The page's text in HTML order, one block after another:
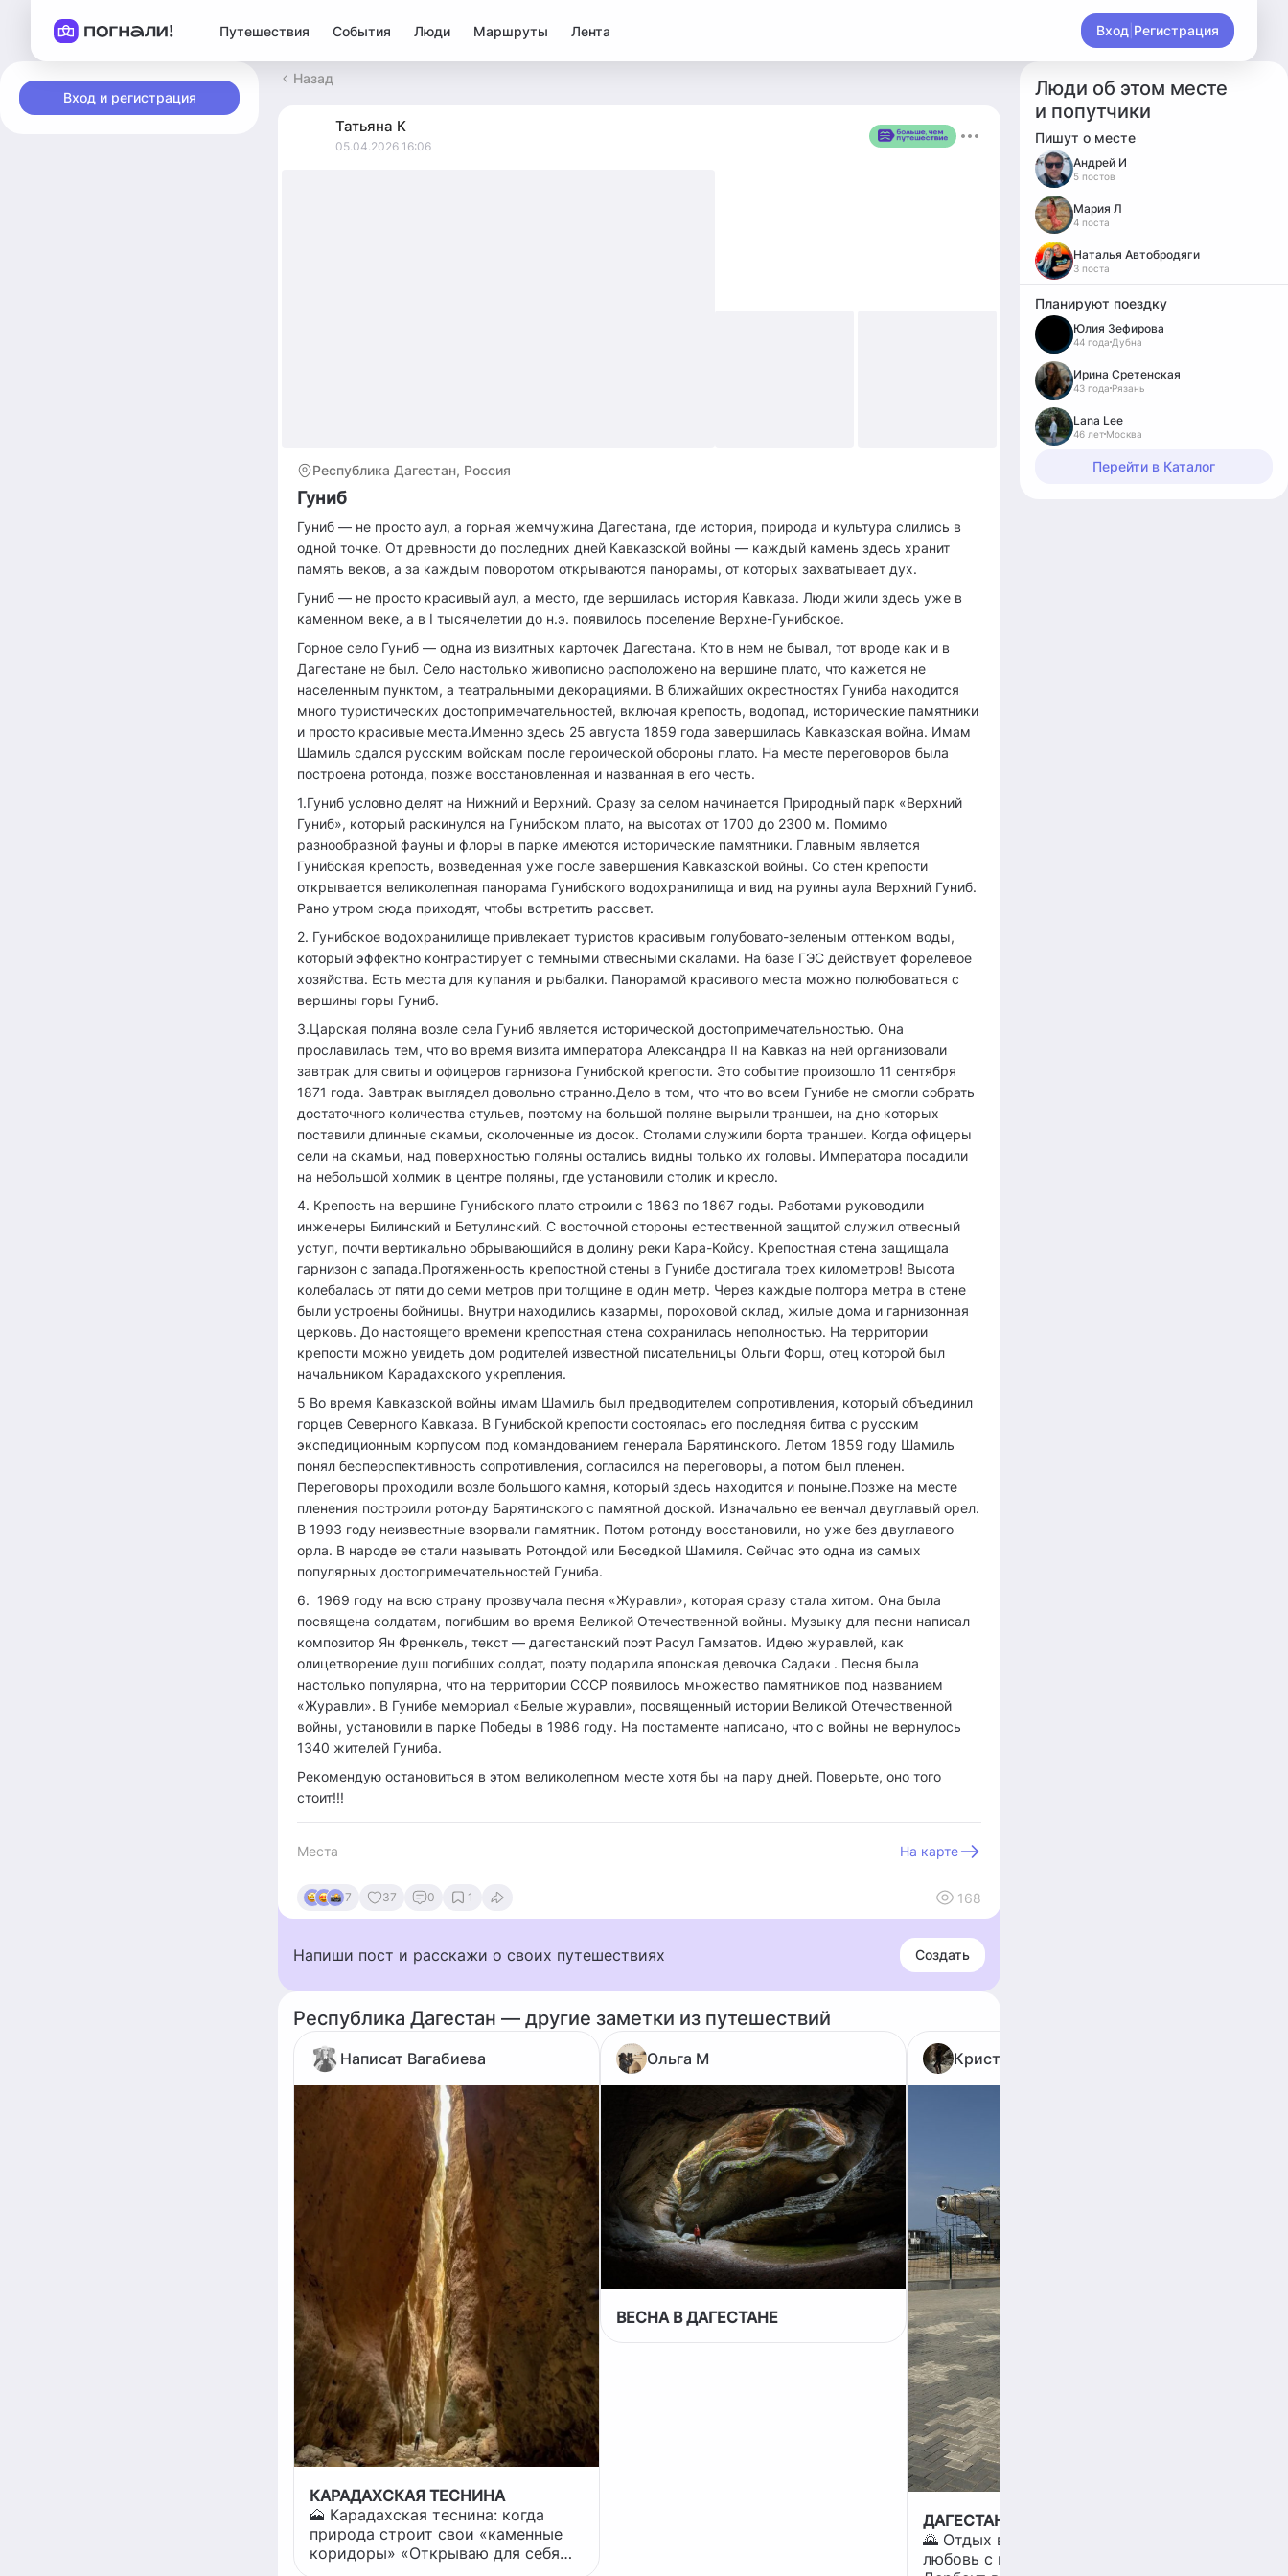
Путешествия События Люди Маршруты Лента Вход Регистрация
Вход и регистрация
Назад
Татьяна К
05.04.2026 16:06
Республика Дагестан, Россия
Гуниб
Гуниб — не просто аул, а горная жемчужина Дагестана, где история, природа и культура слились в
одной точке. От древности до последних дней Кавказской войны — каждый камень здесь хранит
память веков, а за каждым поворотом открываются панорамы, от которых захватывает дух.
Гуниб — не просто красивый аул, а место, где вершилась история Кавказа. Люди жили здесь уже в
каменном веке, а в I тысячелетии до н.э. появилось поселение Верхне-Гунибское.
Горное село Гуниб — одна из визитных карточек Дагестана. Кто в нем не бывал, тот вроде как и в
Дагестане не был. Село настолько живописно расположено на вершине плато, что кажется не
населенным пунктом, а театральными декорациями. В ближайших окрестностях Гуниба находится
много туристических достопримечательностей, включая крепость, водопад, исторические памятники
и просто красивые места.Именно здесь 25 августа 1859 года завершилась Кавказская война. Имам
Шамиль сдался русским войскам после героической обороны плато. На месте переговоров была
построена ротонда, позже восстановленная и названная в его честь.
1.Гуниб условно делят на Нижний и Верхний. Сразу за селом начинается Природный парк «Верхний
Гуниб», который раскинулся на Гунибском плато, на высотах от 1700 до 2300 м. Помимо
разнообразной фауны и флоры в парке имеются исторические памятники. Главным является
Гунибская крепость, возведенная уже после завершения Кавказской войны. Со стен крепости
открывается великолепная панорама Гунибского водохранилища и вид на руины аула Верхний Гуниб.
Рано утром сюда приходят, чтобы встретить рассвет.
2. Гунибское водохранилище привлекает туристов красивым голубовато-зеленым оттенком воды,
который эффектно контрастирует с темными отвесными скалами. На базе ГЭС действует форелевое
хозяйства. Есть места для купания и рыбалки. Панорамой красивого места можно полюбоваться с
вершины горы Гуниб.
3.Царская поляна возле села Гуниб является исторической достопримечательностью. Она
прославилась тем, что во время визита императора Александра II на Кавказ на ней организовали
завтрак для свиты и офицеров гарнизона Гунибской крепости. Это событие произошло 11 сентября
1871 года. Завтрак выглядел довольно странно.Дело в том, что что во всем Гунибе не смогли собрать
достаточного количества стульев, поэтому на большой поляне вырыли траншеи, на дно которых
поставили длинные скамьи, сколоченные из досок. Столами служили борта траншеи. Когда офицеры
сели на скамьи, над поверхностью поляны остались видны только их головы. Императора посадили
на небольшой холмик в центре поляны, где установили столик и кресло.
4. Крепость на вершине Гунибского плато строили с 1863 по 1867 годы. Работами руководили
инженеры Билинский и Бетулинский. С восточной стороны естественной защитой служил отвесный
уступ, почти вертикально обрывающийся в долину реки Кара-Койсу. Крепостная стена защищала
гарнизон с запада.Протяженность крепостной стены в Гунибе достигала трех километров! Высота
колебалась от пяти до семи метров при толщине в один метр. Через каждые полтора метра в стене
были устроены бойницы. Внутри находились казармы, пороховой склад, жилые дома и гарнизонная
церковь. До настоящего времени крепостная стена сохранилась неполностью. На территории
крепости можно увидеть дом родителей известной писательницы Ольги Форш, отец которой был
начальником Карадахского укрепления.
5 Во время Кавказской войны имам Шамиль был предводителем сопротивления, который объединил
горцев Северного Кавказа. В Гунибской крепости состоялась его последняя битва с русским
экспедиционным корпусом под командованием генерала Барятинского. Летом 1859 году Шамиль
понял бесперспективность сопротивления, согласился на переговоры, а потом был пленен.
Переговоры проходили возле большого камня, который здесь находится и поныне.Позже на месте
пленения построили ротонду Барятинского с памятной доской. Изначально ее венчал двуглавый орел.
В 1993 году неизвестные взорвали памятник. Потом ротонду восстановили, но уже без двуглавого
орла. В народе ее стали называть Ротондой или Беседкой Шамиля. Сейчас это одна из самых
популярных достопримечательностей Гуниба.
6. 1969 году на всю страну прозвучала песня «Журавли», которая сразу стала хитом. Она была
посвящена солдатам, погибшим во время Великой Отечественной войны. Музыку для песни написал
композитор Ян Френкель, текст — дагестанский поэт Расул Гамзатов. Идею журавлей, как
олицетворение душ погибших солдат, поэту подарила японская девочка Садаки . Песня была
настолько популярна, что на территории СССР появилось множество памятников под названием
«Журавли». В Гунибе мемориал «Белые журавли», посвященный истории Великой Отечественной
войны, установили в парке Победы в 1986 году. На постаменте написано, что с войны не вернулось
1340 жителей Гуниба.
Рекомендую остановиться в этом великолепном месте хотя бы на пару дней. Поверьте, оно того
стоит!!!
Места На карте
7 37 0 1 168
Напиши пост и расскажи о своих путешествиях Создать
Республика Дагестан — другие заметки из путешествий
Написат Вагабиева
КАРАДАХСКАЯ ТЕСНИНА
🗻 Карадахская теснина: когда
природа строит свои «каменные
коридоры» «Открываю для себя
Ольга М
ВЕСНА В ДАГЕСТАНЕ
Кристина Василькова
ДАГЕСТАН 2025 🏞️
🌄 Отдых в Дагестане — это
любовь с первого взгляда. А
Люди об этом месте
и попутчики
Пишут о месте
Андрей И
5 постов
Мария Л
4 поста
Наталья Автобродяги
3 поста
Планируют поездку
Юлия Зефирова
44 года Дубна
Ирина Сретенская
43 года Рязань
Lana Lee
46 лет Москва
Перейти в Каталог